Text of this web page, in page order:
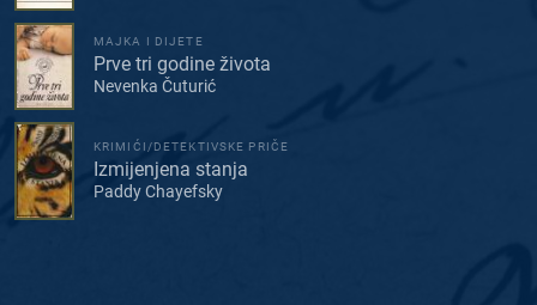
MAJKA I DIJETE
Prve tri godine života
Nevenka Čuturić
KRIMIĆI/DETEKTIVSKE PRIČE
Izmijenjena stanja
Paddy Chayefsky